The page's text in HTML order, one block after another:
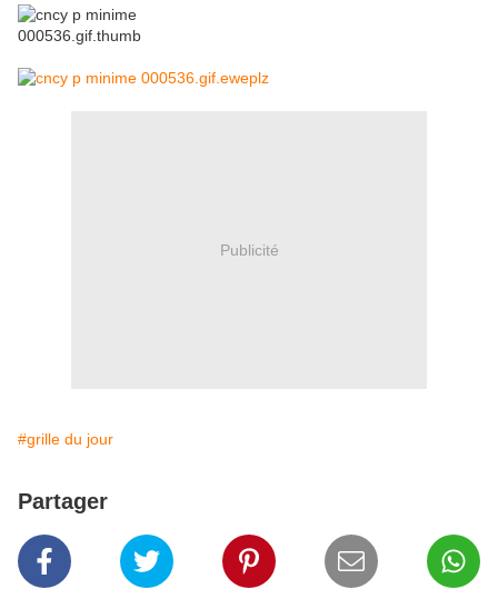
Publicité
#grille du jour
Partager